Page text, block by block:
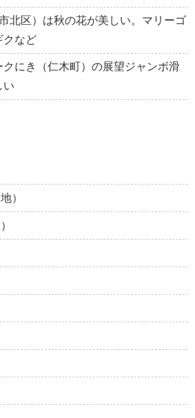
北区）は秋の花が美しい。マリーゴ
クなど
にき（仁木町）の展望ジャンボ滑
い
）